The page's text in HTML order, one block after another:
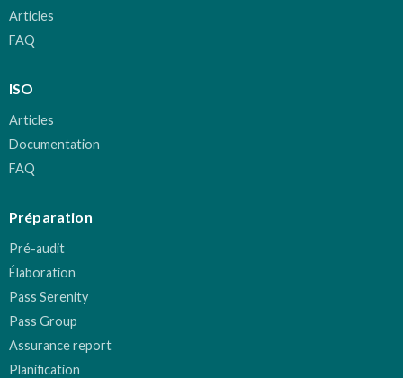
Articles
FAQ
ISO
Articles
Documentation
FAQ
Préparation
Pré-audit
Élaboration
Pass Serenity
Pass Group
Assurance report
Planification